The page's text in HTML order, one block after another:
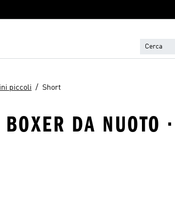
piccoli Short
DA NUOTO